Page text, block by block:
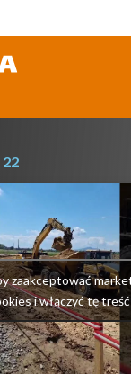
22
zaakceptować
i włączyć tę treść